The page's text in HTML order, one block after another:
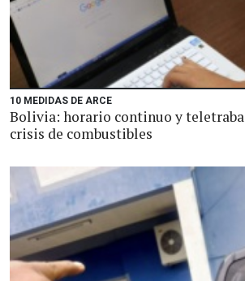
10 MEDIDAS DE ARCE
Bolivia: horario continuo y
crisis de combustibles